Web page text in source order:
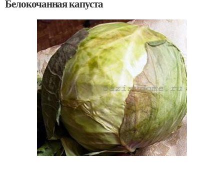
Белокочанная капуста